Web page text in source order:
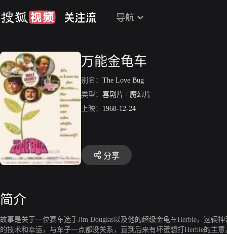
导航
万能金龟车
别名： The Love Bug
类型： 喜剧片 / 魔幻片
上映： 1968-12-24
分享
简介
故事是关于一位赛车选手Jim Douglas以及他的超级金龟车Herbie，这
的技术和幸运，与车子一点都没关系，直到后来有坏蛋想打Herbie的主